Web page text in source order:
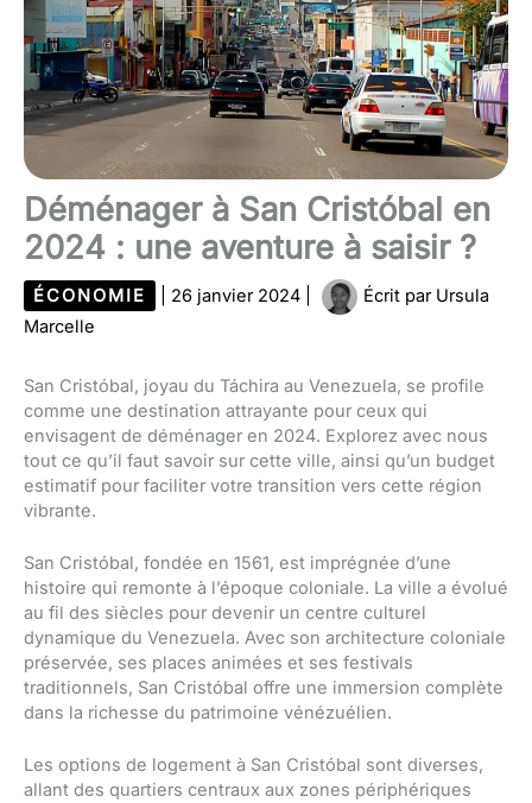
Déménager à San Cristóbal en
2024 : une aventure à saisir ?
ÉCONOMIE 26 janvier 2024 Écrit par Ursula
Marcelle
San Cristóbal, joyau du Táchira au Venezuela, se profile
comme une destination attrayante pour ceux qui
envisagent de déménager en 2024. Explorez avec nous
tout ce qu’il faut savoir sur cette ville, ainsi qu’un budget
estimatif pour faciliter votre transition vers cette région
vibrante.
San Cristóbal, fondée en 1561, est imprégnée d’une
histoire qui remonte à l’époque coloniale. La ville a évolué
au fil des siècles pour devenir un centre culturel
dynamique du Venezuela. Avec son architecture coloniale
préservée, ses places animées et ses festivals
traditionnels, San Cristóbal offre une immersion complète
dans la richesse du patrimoine vénézuélien.
Les options de logement à San Cristóbal sont diverses,
allant des quartiers centraux aux zones périphériques